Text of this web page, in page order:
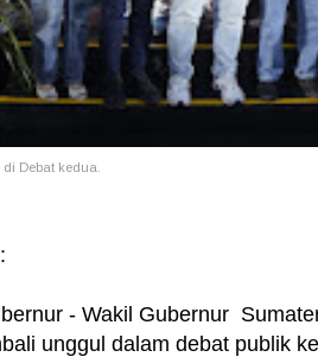
Debat kedua.
- Wakil Gubernur
unggul dalam debat publik